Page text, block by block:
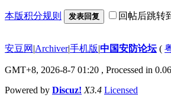
本版积分规则 发表回复 回帖后跳转
安豆网 |Archiver|手机版|中国安防论坛(
GMT+8, 2026-8-7 01:20 , Processed in
Powered by Discuz! X3.4 Licensed